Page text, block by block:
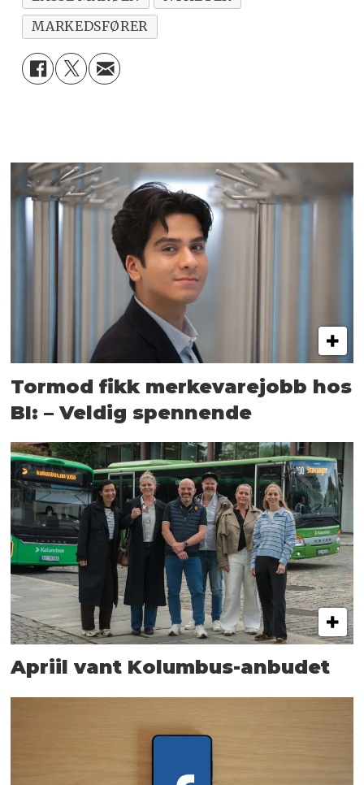
MARKEDSFØRER
Tormod fikk merkevarejobb hos
BI: – Veldig spennende
Apriil vant Kolumbus-anbudet